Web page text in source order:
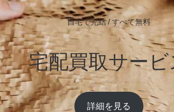
自宅で完結 / すべて無料
宅配買取サービ
詳細を見る